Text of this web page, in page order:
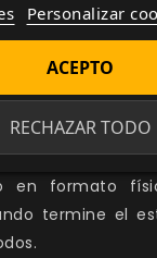
solidaria,
otros mundos
trabajo
adelante en
aprovechar
extenso
en formato
termine el
Personalizar
RECHAZAR TODO
ACEPTO